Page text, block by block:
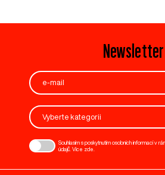
Newsletter
Vyberte kategorii
Souhlasím s poskytnutím osobních informací v
údajů. Více zde